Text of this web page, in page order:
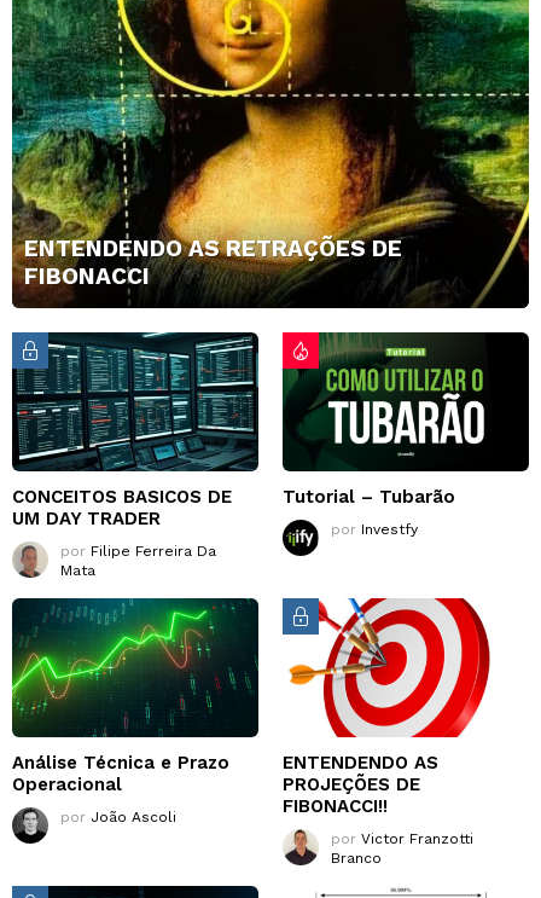
ENTENDENDO AS RETRAÇÕES DE
FIBONACCI
CONCEITOS BASICOS DE
UM DAY TRADER
por Filipe Ferreira Da
Mata
Tutorial – Tubarão
por Investfy
Análise Técnica e Prazo
Operacional
por João Ascoli
ENTENDENDO AS
PROJEÇÕES DE
FIBONACCI!!
por Victor Franzotti
Branco